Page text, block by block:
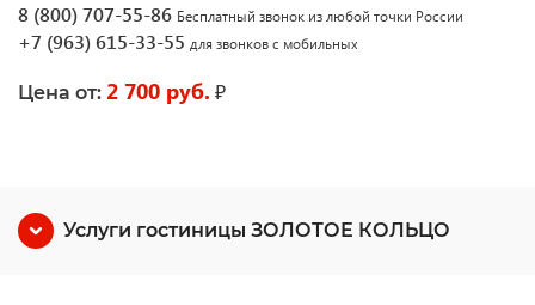
8 (800) 707-55-86 Бесплатный звонок из любой точки России
+7 (963) 615-33-55 для звонков с мобильных
Цена от: 2 700 руб. ₽
Услуги гостиницы ЗОЛОТОЕ КОЛЬЦО